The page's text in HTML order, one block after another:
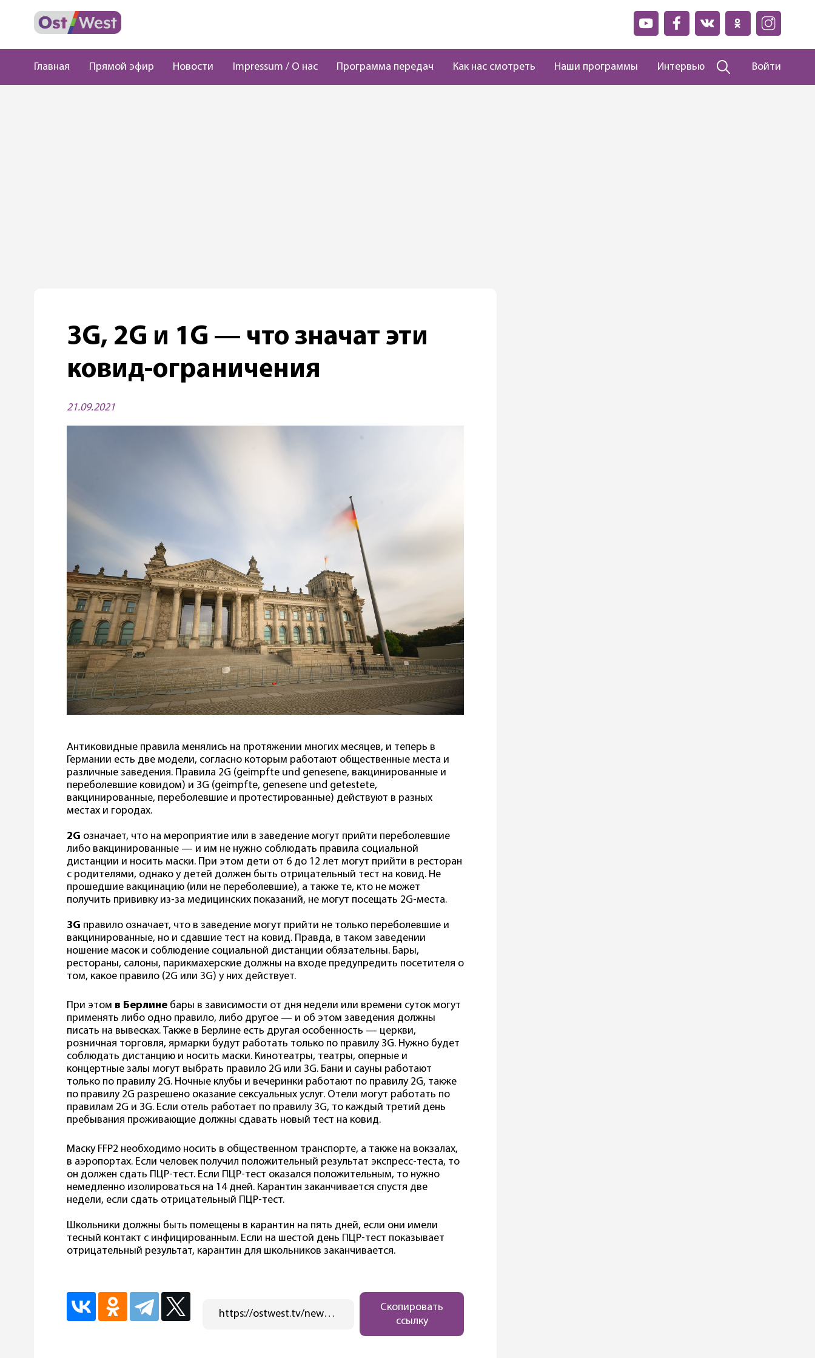
Главная Прямой эфир Новости Impressum / О нас Программа передач Как нас смотреть Наши программы Интервью Войти
3G, 2G и 1G — что значат эти
ковид-ограничения
21.09.2021
Антиковидные правила менялись на протяжении многих месяцев, и теперь в
Германии есть две модели, согласно которым работают общественные места и
различные заведения. Правила 2G (geimpfte und genesene, вакцинированные и
переболевшие ковидом) и 3G (geimpfte, genesene und getestete,
вакцинированные, переболевшие и протестированные) действуют в разных
местах и городах.
2G означает, что на мероприятие или в заведение могут прийти переболевшие
либо вакцинированные — и им не нужно соблюдать правила социальной
дистанции и носить маски. При этом дети от 6 до 12 лет могут прийти в ресторан
с родителями, однако у детей должен быть отрицательный тест на ковид. Не
прошедшие вакцинацию (или не переболевшие), а также те, кто не может
получить прививку из-за медицинских показаний, не могут посещать 2G-места.
3G правило означает, что в заведение могут прийти не только переболевшие и
вакцинированные, но и сдавшие тест на ковид. Правда, в таком заведении
ношение масок и соблюдение социальной дистанции обязательны. Бары,
рестораны, салоны, парикмахерские должны на входе предупредить посетителя о
том, какое правило (2G или 3G) у них действует.
При этом в Берлине бары в зависимости от дня недели или времени суток могут
применять либо одно правило, либо другое — и об этом заведения должны
писать на вывесках. Также в Берлине есть другая особенность — церкви,
розничная торговля, ярмарки будут работать только по правилу 3G. Нужно будет
соблюдать дистанцию и носить маски. Кинотеатры, театры, оперные и
концертные залы могут выбрать правило 2G или 3G. Бани и сауны работают
только по правилу 2G. Ночные клубы и вечеринки работают по правилу 2G, также
по правилу 2G разрешено оказание сексуальных услуг. Отели могут работать по
правилам 2G и 3G. Если отель работает по правилу 3G, то каждый третий день
пребывания проживающие должны сдавать новый тест на ковид.
Маску FFP2 необходимо носить в общественном транспорте, а также на вокзалах,
в аэропортах. Если человек получил положительный результат экспресс-теста, то
он должен сдать ПЦР-тест. Если ПЦР-тест оказался положительным, то нужно
немедленно изолироваться на 14 дней. Карантин заканчивается спустя две
недели, если сдать отрицательный ПЦР-тест.
Школьники должны быть помещены в карантин на пять дней, если они имели
тесный контакт с инфицированным. Если на шестой день ПЦР-тест показывает
отрицательный результат, карантин для школьников заканчивается.
https://ostwest.tv/news/3g-2g-i-1g-chto-znachat-eti-kovid-ogranicheniya/
Скопировать
ссылку